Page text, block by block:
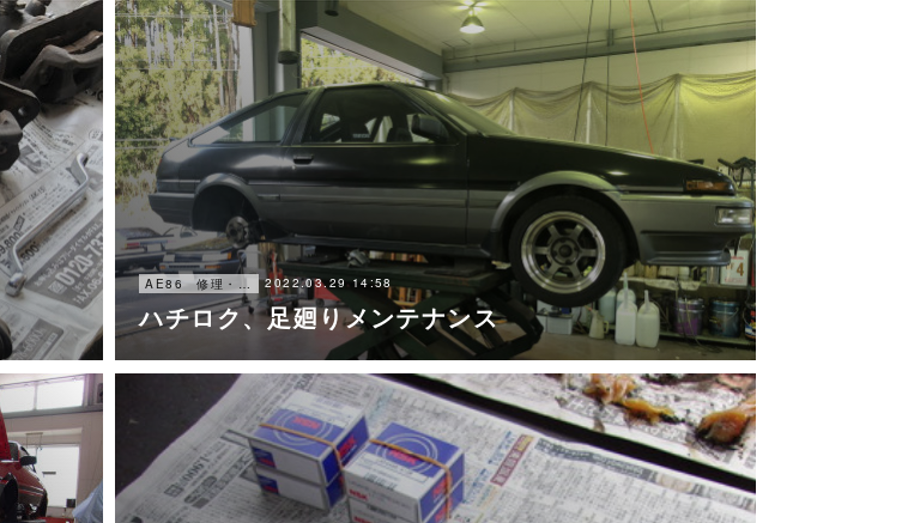
2022.03.29 14:58
ハチロク、足廻りメンテナンス